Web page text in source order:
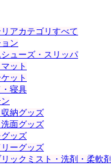
アカテゴリすべて
ン
ューズ・スリッパ
ット
ット
寝具
納グッズ
面グッズ
グッズ
ーグッズ
ックミスト・洗剤・柔軟剤